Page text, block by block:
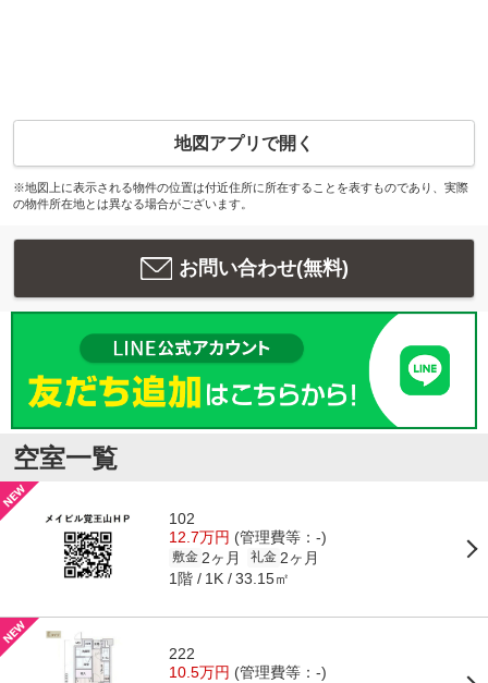
地図アプリで開く
※地図上に表示される物件の位置は付近住所に所在することを表すものであり、実際
の物件所在地とは異なる場合がございます。
お問い合わせ(無料)
空室一覧
102
12.7万円 (管理費等：-)
敷金 2ヶ月 礼金 2ヶ月
1階 1K 33.15㎡
222
10.5万円 (管理費等：-)